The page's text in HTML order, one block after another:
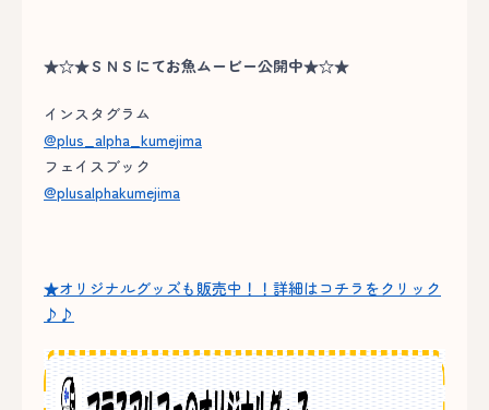
★☆★ＳＮＳにてお魚ムービー公開中★☆★
インスタグラム
@plus_alpha_kumejima
フェイスブック
@plusalphakumejima
★オリジナルグッズも販売中！！詳細はコチラをクリック
♪♪